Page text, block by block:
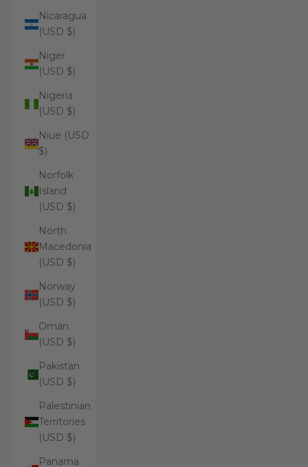
Nicaragua
(USD $)
Niger
(USD $)
Nigeria
(USD $)
Niue (USD
$)
Norfolk
Island
(USD $)
North
Macedonia
(USD $)
Norway
(USD $)
Oman
(USD $)
Pakistan
(USD $)
Palestinian
Territories
(USD $)
Panama